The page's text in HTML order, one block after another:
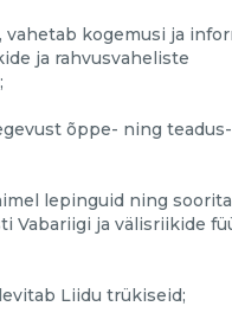
vahetab kogemusi ja
ja rahvusvaheliste
õppe- ning
lepinguid ning
Vabariigi ja välisriikide
levitab Liidu trükiseid;